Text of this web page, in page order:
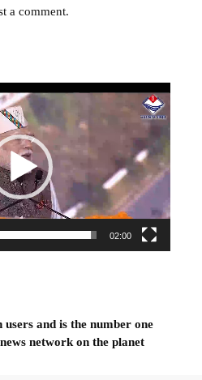
a comment.
02:00
and is the number one
network on the planet